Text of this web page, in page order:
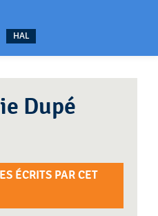
HAL
Dupé
ÉCRITS PAR CET